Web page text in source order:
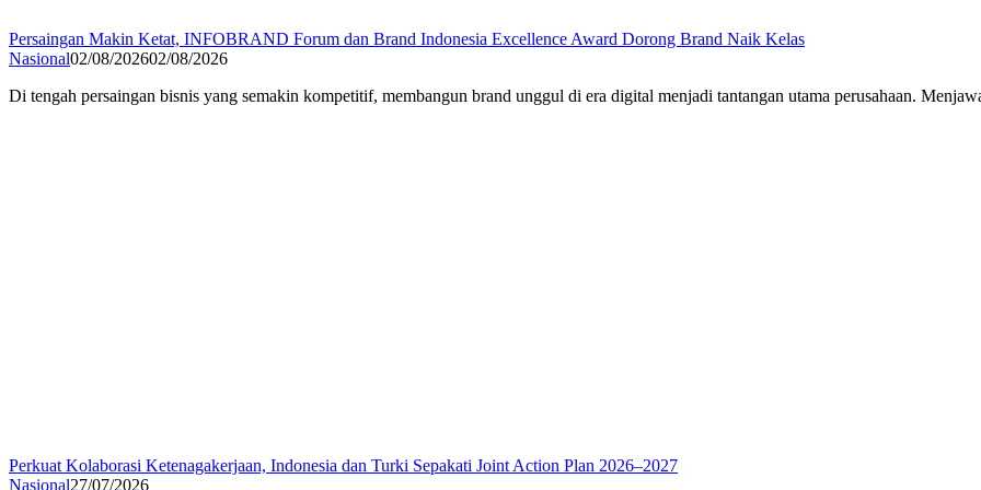
Persaingan Makin Ketat, INFOBRAND Forum dan Brand Indonesia Excellence Award Dorong Brand Naik Kelas
Nasional02/08/202602/08/2026
Di tengah persaingan bisnis yang semakin kompetitif, membangun brand unggul di era digital menjadi tantangan utama perusahaan.
Perkuat Kolaborasi Ketenagakerjaan, Indonesia dan Turki Sepakati Joint Action Plan 2026–2027
Nasional27/07/2026